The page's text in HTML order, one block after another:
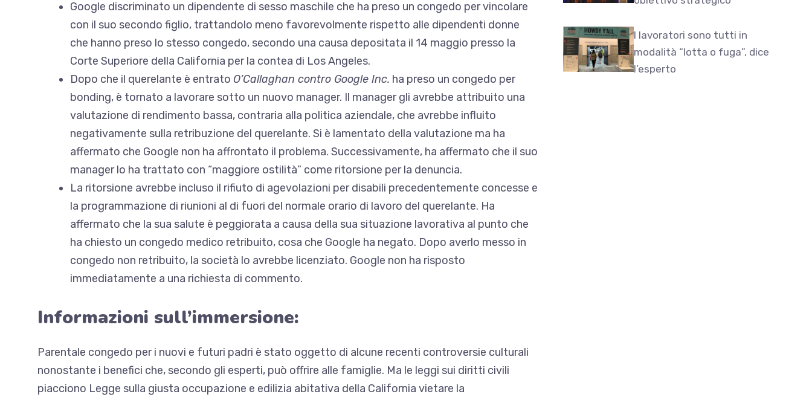
Google discriminato un dipendente di sesso maschile che ha preso un congedo per vincolare
con il suo secondo figlio, trattandolo meno favorevolmente rispetto alle dipendenti donne
che hanno preso lo stesso congedo, secondo una causa depositata il 14 maggio presso la
Corte Superiore della California per la contea di Los Angeles.
Dopo che il querelante è entrato O’Callaghan contro Google Inc. ha preso un congedo per
bonding, è tornato a lavorare sotto un nuovo manager. Il manager gli avrebbe attribuito una
valutazione di rendimento bassa, contraria alla politica aziendale, che avrebbe influito
negativamente sulla retribuzione del querelante. Si è lamentato della valutazione ma ha
affermato che Google non ha affrontato il problema. Successivamente, ha affermato che il suo
manager lo ha trattato con “maggiore ostilità” come ritorsione per la denuncia.
La ritorsione avrebbe incluso il rifiuto di agevolazioni per disabili precedentemente concesse e
la programmazione di riunioni al di fuori del normale orario di lavoro del querelante. Ha
affermato che la sua salute è peggiorata a causa della sua situazione lavorativa al punto che
ha chiesto un congedo medico retribuito, cosa che Google ha negato. Dopo averlo messo in
congedo non retribuito, la società lo avrebbe licenziato. Google non ha risposto
immediatamente a una richiesta di commento.
Informazioni sull’immersione:
Parentale congedo per i nuovi e futuri padri è stato oggetto di alcune recenti controversie culturali
nonostante i benefici che, secondo gli esperti, può offrire alle famiglie. Ma le leggi sui diritti civili
piacciono Legge sulla giusta occupazione e edilizia abitativa della California vietare la
I lavoratori sono tutti in
modalità “lotta o fuga”, dice
l’esperto